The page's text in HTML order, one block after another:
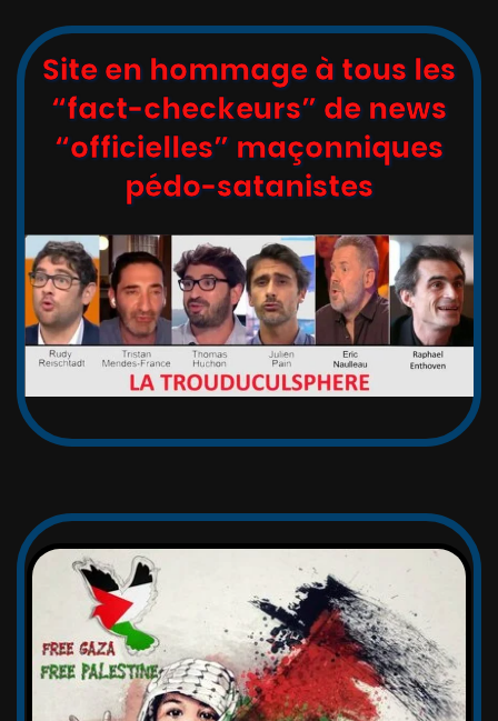
Site en hommage à tous les
“fact-checkeurs” de news
“officielles” maçonniques
pédo-satanistes